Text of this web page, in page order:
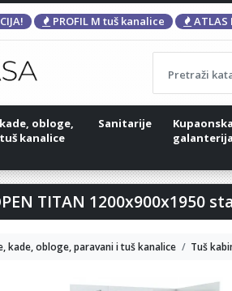
PROFIL M tuš kanalice ATLAS
obloge,
kanalice
Sanitarije
Kupaonska
galanterija
TITAN 1200x900x1950
kade, obloge, paravani i tuš kanalice Tuš